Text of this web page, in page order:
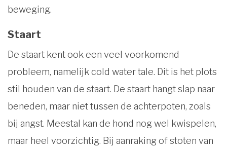
beweging.
Staart
De staart kent ook een veel voorkomend
probleem, namelijk cold water tale. Dit is het plots
stil houden van de staart. De staart hangt slap naar
beneden, maar niet tussen de achterpoten, zoals
bij angst. Meestal kan de hond nog wel kwispelen,
maar heel voorzichtig. Bij aanraking of stoten van